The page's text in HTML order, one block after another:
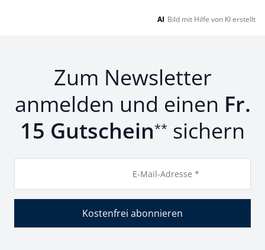
AI Bild mit Hilfe von KI erstellt
Zum Newsletter
anmelden und einen Fr.
15 Gutschein** sichern
E-Mail-Adresse *
Kostenfrei abonnieren